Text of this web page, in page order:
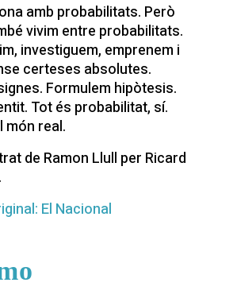
amb probabilitats. Però
vivim entre probabilitats.
investiguem, emprenem i
certeses absolutes.
Formulem hipòtesis.
Tot és probabilitat, sí.
món real.
de Ramon Llull per Ricard
El Nacional